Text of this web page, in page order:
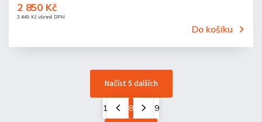
3 449 Kč včetně DPH
2 850 Kč
Do košíku
Načíst 5 dalších
1 8
9